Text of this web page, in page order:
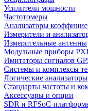
Усилители мощности
Частотомеры
Анализаторы
Измерители и
Измерительные антенны
Модульные приборы
Имитаторы сигналов
Системы и комплексы
Логические анализаторы
Стандарты частоты и
Аксессуары и опции
SDR и